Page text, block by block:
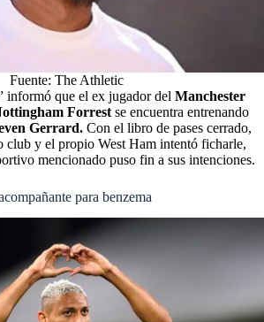
Fuente: The Athletic
informó que el ex jugador del Manchester
Forrest se encuentra entrenando
Gerrard. Con el libro de pases cerrado,
club y el propio West Ham intentó ficharle,
mencionado puso fin a sus intenciones.
para benzema